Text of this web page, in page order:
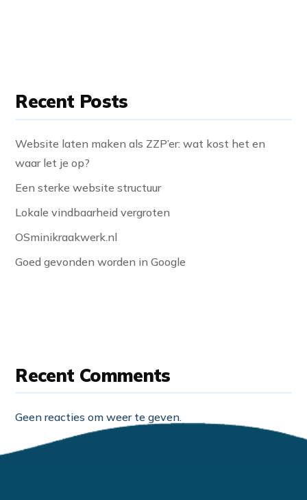
Recent Posts
Website laten maken als ZZP’er: wat kost het en
waar let je op?
Een sterke website structuur
Lokale vindbaarheid vergroten
OSminikraakwerk.nl
Goed gevonden worden in Google
Recent Comments
Geen reacties om weer te geven.